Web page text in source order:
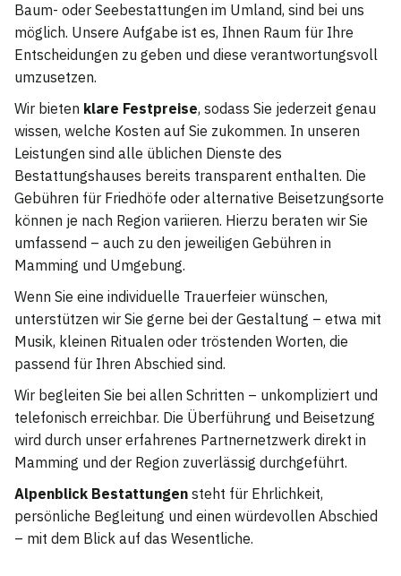
Baum- oder Seebestattungen im Umland, sind bei uns
möglich. Unsere Aufgabe ist es, Ihnen Raum für Ihre
Entscheidungen zu geben und diese verantwortungsvoll
umzusetzen.
Wir bieten klare Festpreise, sodass Sie jederzeit genau
wissen, welche Kosten auf Sie zukommen. In unseren
Leistungen sind alle üblichen Dienste des
Bestattungshauses bereits transparent enthalten. Die
Gebühren für Friedhöfe oder alternative Beisetzungsorte
können je nach Region variieren. Hierzu beraten wir Sie
umfassend – auch zu den jeweiligen Gebühren in
Mamming und Umgebung.
Wenn Sie eine individuelle Trauerfeier wünschen,
unterstützen wir Sie gerne bei der Gestaltung – etwa mit
Musik, kleinen Ritualen oder tröstenden Worten, die
passend für Ihren Abschied sind.
Wir begleiten Sie bei allen Schritten – unkompliziert und
telefonisch erreichbar. Die Überführung und Beisetzung
wird durch unser erfahrenes Partnernetzwerk direkt in
Mamming und der Region zuverlässig durchgeführt.
Alpenblick Bestattungen steht für Ehrlichkeit,
persönliche Begleitung und einen würdevollen Abschied
– mit dem Blick auf das Wesentliche.